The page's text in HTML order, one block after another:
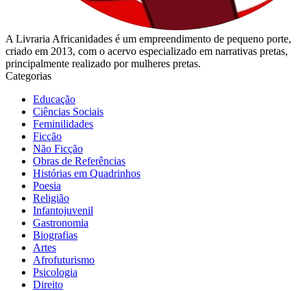
A Livraria Africanidades é um empreendimento de pequeno porte,
criado em 2013, com o acervo especializado em narrativas pretas,
principalmente realizado por mulheres pretas.
Categorias
Educação
Ciências Sociais
Feminilidades
Ficção
Não Ficção
Obras de Referências
Histórias em Quadrinhos
Poesia
Religião
Infantojuvenil
Gastronomia
Biografias
Artes
Afrofuturismo
Psicologia
Direito